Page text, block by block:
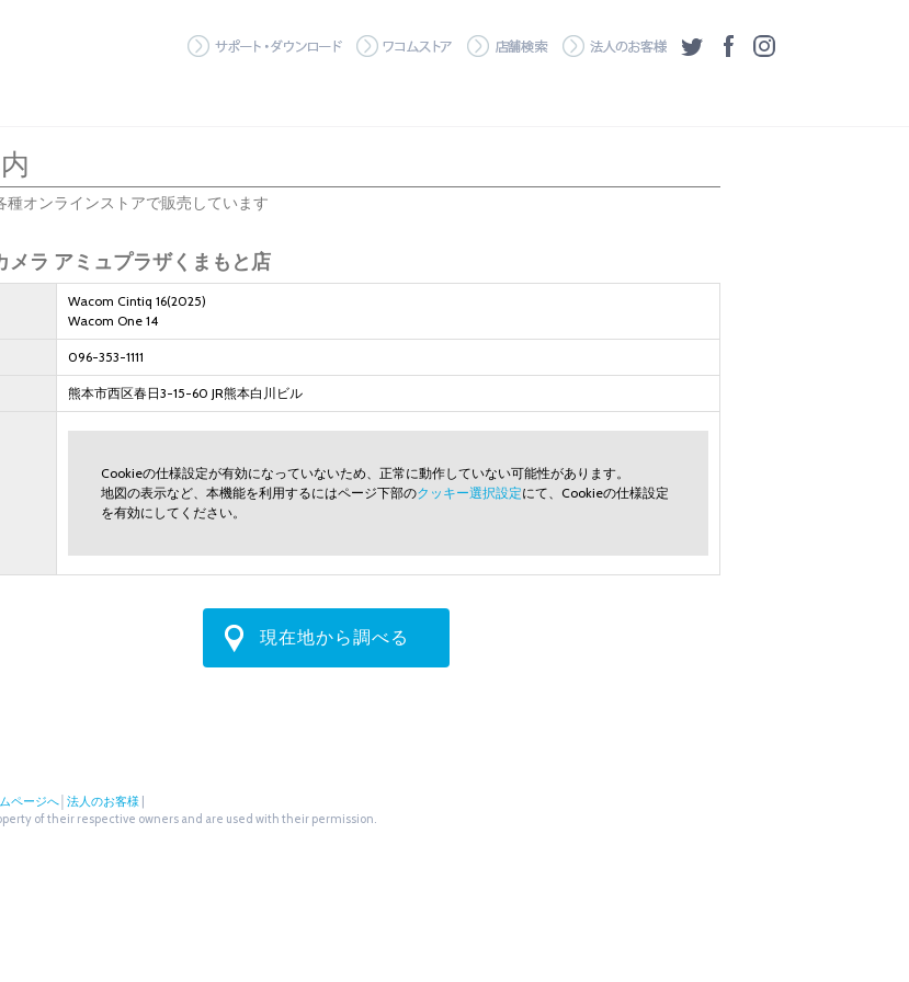
サポート・ダウンロード
ワコムストア 店舗検索 法人のお客様
ツイッターフェイスブック
オンラインストアで販売しています
メラ アミュプラザくまもと店
Wacom Cintiq 16(2025)
Wacom One 14
096-353-1111
熊本市西区春日3-15-60 JR熊本白川ビル
Cookieの仕様設定が有効になっていないため、正常に動作していない可能性があります。
地図の表示など、本機能を利用するにはページ下部のクッキー選択設定にて、Cookieの仕様設定
を有効にしてください。
現在地から調べる
ページへ 法人のお客様
of their respective owners and are used with their permission.